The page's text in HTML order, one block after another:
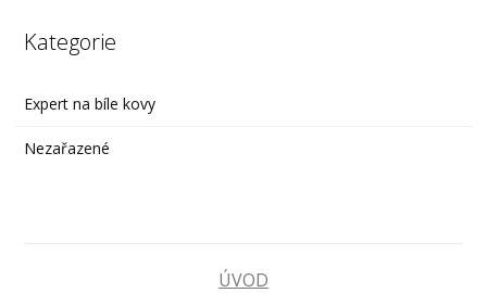
Kategorie
Expert na bíle kovy
Nezařazené
ÚVOD